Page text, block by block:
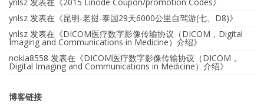
ynlsz 发表在《昆明-老挝-泰国29天6000公里自驾游(七、D8)》
ynlsz 发表在《DICOM医疗数字影像传输协议（DICOM，Digital
Imaging and Communications in Medicine）介绍》
nokia8558 发表在《DICOM医疗数字影像传输协议（DICOM，
Digital Imaging and Communications in Medicine）介绍》
博客链接